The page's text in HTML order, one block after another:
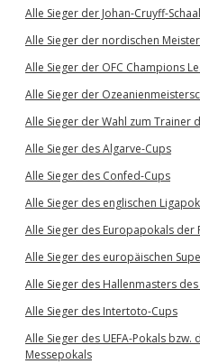
Alle Sieger der Johan-Cruyff-Schaal
Alle Sieger der nordischen
Alle Sieger der OFC Champions
Alle Sieger der
Alle Sieger der Wahl zum Trainer
Alle Sieger des Algarve-Cups
Alle Sieger des Confed-Cups
Alle Sieger des englischen
Alle Sieger des Europapokals der
Alle Sieger des europäischen
Alle Sieger des Hallenmasters des
Alle Sieger des Intertoto-Cups
Alle Sieger des UEFA-Pokals
Messepokals